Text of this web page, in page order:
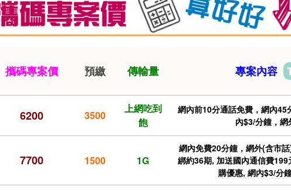
攜碼專案價 預繳 傳輸量 專案內容
6200 3500
上網吃到
飽
網內前10分通話免費，網內
內$3/分鐘，
7700 1500 1G
網內免費20分鐘，網外(含市
綁約36期, 加送國內通信費
購優惠, 網內$3/分